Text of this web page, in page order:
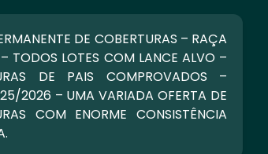
DE COBERTURAS – RAÇA
TODOS LOTES COM LANCE ALVO –
DE PAIS COMPROVADOS –
2026 – UMA VARIADA OFERTA DE
COM ENORME CONSISTÊNCIA